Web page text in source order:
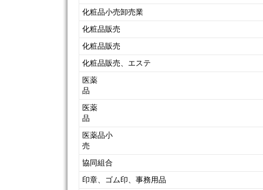
化粧品小売卸売業
化粧品販売
化粧品販売
化粧品販売、エステ
医薬
医薬
医薬品小
協同組合
印章、ゴム印、事務用品